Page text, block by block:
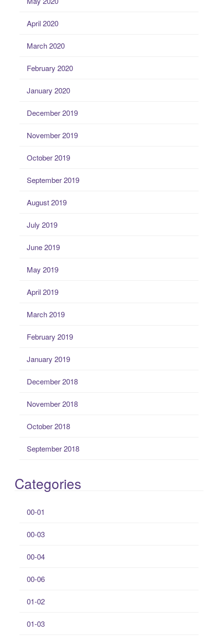
April 2020
March 2020
February 2020
January 2020
December 2019
November 2019
October 2019
September 2019
August 2019
July 2019
June 2019
May 2019
April 2019
March 2019
February 2019
January 2019
December 2018
November 2018
October 2018
September 2018
Categories
00-01
00-03
00-04
00-06
01-02
01-03